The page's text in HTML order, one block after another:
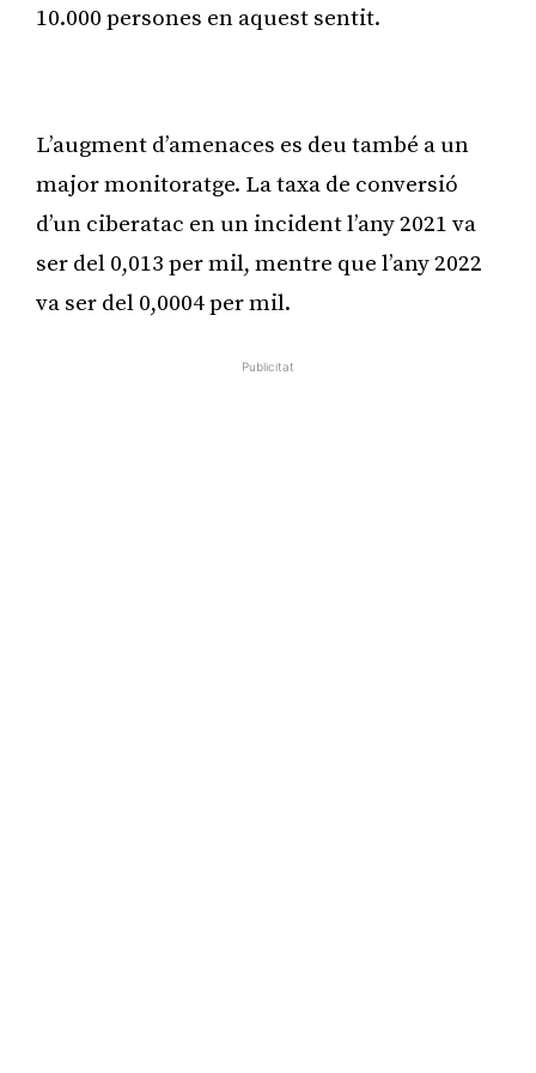
10.000 persones en aquest sentit.
L’augment d’amenaces es deu també a un
major monitoratge. La taxa de conversió
d’un ciberatac en un incident l’any 2021 va
ser del 0,013 per mil, mentre que l’any 2022
va ser del 0,0004 per mil.
Publicitat